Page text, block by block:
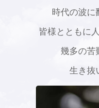
時代の波に
皆様とともに
幾多の苦
生き抜